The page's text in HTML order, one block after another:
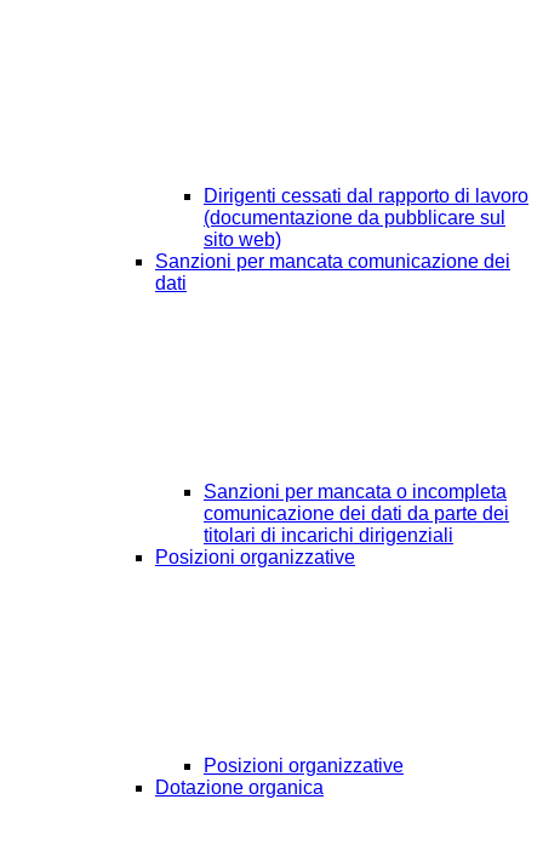
Dirigenti cessati dal rapporto di lavoro
(documentazione da pubblicare sul
sito web)
Sanzioni per mancata comunicazione dei
dati
Sanzioni per mancata o incompleta
comunicazione dei dati da parte dei
titolari di incarichi dirigenziali
Posizioni organizzative
Posizioni organizzative
Dotazione organica